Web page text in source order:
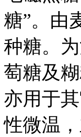
糖”。由
种糖。
萄糖及
亦用于
性微温